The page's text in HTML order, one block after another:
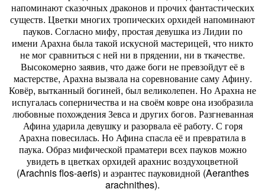
напоминают сказочных драконов и прочих фантастических
существ. Цветки многих тропических орхидей напоминают
пауков. Согласно мифу, простая девушка из Лидии по
имени Арахна была такой искусной мастерицей, что никто
не мог сравниться с ней ни в прядении, ни в ткачестве.
Высокомерно заявив, что даже боги не превзойдут её в
мастерстве, Арахна вызвала на соревнование саму Афину.
Ковёр, вытканный богиней, был великолепен. Но Арахна не
испугалась соперничества и на своём ковре она изобразила
любовные похождения Зевса и других богов. Разгневанная
Афина ударила девушку и разорвала её работу. С горя
Арахна повесилась. Но Афина спасла её и превратила в
паука. Образ мифической праматери всех пауков можно
увидеть в цветках орхидей арахнис воздухоцветной
(Arachnis flos-aeris) и аэрантес пауковидной (Aeranthes
arachnithes).